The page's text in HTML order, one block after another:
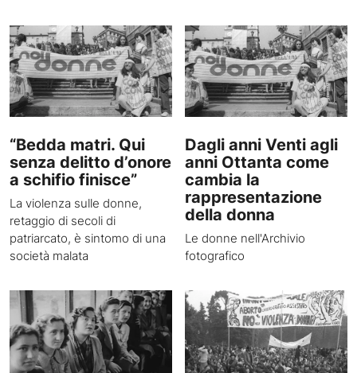
“Bedda matri. Qui
senza delitto d’onore
a schifio finisce”
La violenza sulle donne,
retaggio di secoli di
patriarcato, è sintomo di una
società malata
Dagli anni Venti agli
anni Ottanta come
cambia la
rappresentazione
della donna
Le donne nell'Archivio
fotografico